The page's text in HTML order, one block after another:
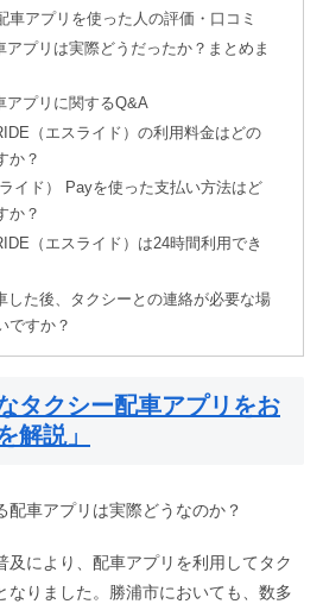
車アプリを使った人の評価・口コミ
アプリは実際どうだったか？まとめま
アプリに関するQ&A
（エスライド）の利用料金はどの
か？
イド） Payを使った支払い方法はど
か？
（エスライド）は24時間利用でき
した後、タクシーとの連絡が必要な場
ですか？
タクシー配車アプリをお
解説」
配車アプリは実際どうなのか？
及により、配車アプリを利用してタク
なりました。勝浦市においても、数多